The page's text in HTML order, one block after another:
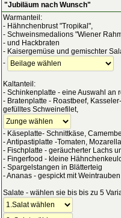
"Jubiläum nach Wunsch"
Warmanteil:
- Hähnchenbrust "Tropikal",
- Schweinsmedalions "Wiener
- und Hackbraten
- Kaisergemüse und gemischter
-
Kaltanteil:
- Schinkenplatte - eine Auswahl an
- Bratenplatte - Roastbeef,
gefülltes Schweinefilet,
- Käseplatte- Schnittkäse,
- Antipastiplatte -Tomaten,
- Fischplatte - geräucherter Lachs
- Fingerfood - kleine
- Spargelstangen in Blätterteig
- Ananas - gespickt mit
Salate - wählen sie bis bis zu 5